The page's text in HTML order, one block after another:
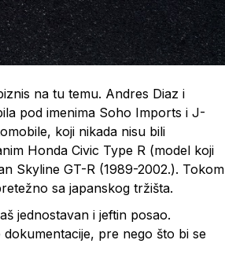
na tu temu. Andres Diaz i
pod imenima Soho Imports i J-
koji nikada nisu bili
Honda Civic Type R (model koji
Skyline GT-R (1989-2002.). Tokom
sa japanskog tržišta.
jednostavan i jeftin posao.
pre nego što bi se